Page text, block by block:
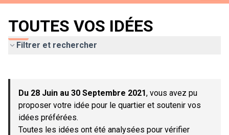
TOUTES VOS IDÉES
Filtrer et rechercher
−
Du 28 Juin au 30 Septembre 2021, vous avez pu
proposer votre idée pour le quartier et soutenir vos
idées préférées.
Toutes les idées ont été analysées pour vérifier